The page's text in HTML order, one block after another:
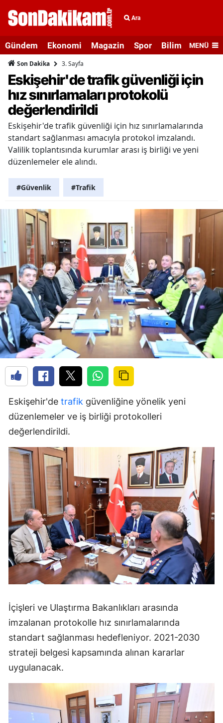
Ara
Gündem Ekonomi Magazin Spor Bilim veMENÜ
Son Dakika 3. Sayfa
Eskişehir'de trafik güvenliği için
hız sınırlamaları protokolü
değerlendirildi
Eskişehir'de trafik güvenliği için hız sınırlamalarında
standart sağlanması amacıyla protokol imzalandı.
Valilik toplantısında kurumlar arası iş birliği ve yeni
düzenlemeler ele alındı.
#Güvenlik #Trafik
Eskişehir'de trafik güvenliğine yönelik yeni
düzenlemeler ve iş birliği protokolleri
değerlendirildi.
İçişleri ve Ulaştırma Bakanlıkları arasında
imzalanan protokolle hız sınırlamalarında
standart sağlanması hedefleniyor. 2021-2030
strateji belgesi kapsamında alınan kararlar
uygulanacak.